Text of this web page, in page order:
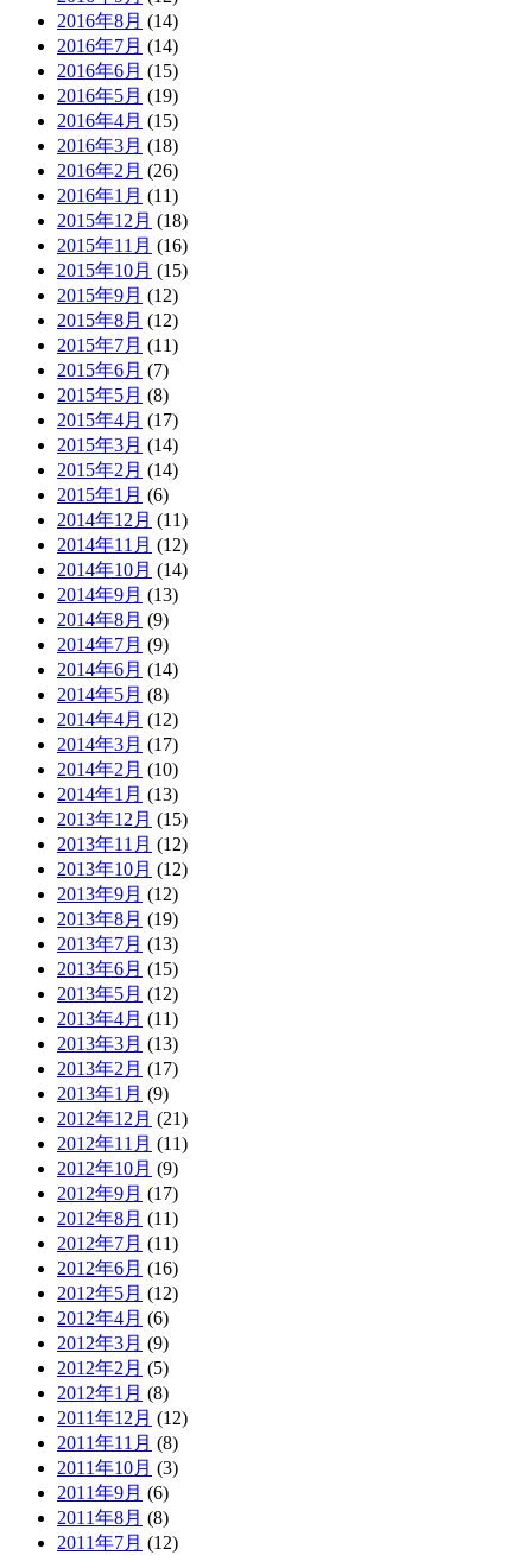
2016年8月 (14)
2016年7月 (14)
2016年6月 (15)
2016年5月 (19)
2016年4月 (15)
2016年3月 (18)
2016年2月 (26)
2016年1月 (11)
2015年12月 (18)
2015年11月 (16)
2015年10月 (15)
2015年9月 (12)
2015年8月 (12)
2015年7月 (11)
2015年6月 (7)
2015年5月 (8)
2015年4月 (17)
2015年3月 (14)
2015年2月 (14)
2015年1月 (6)
2014年12月 (11)
2014年11月 (12)
2014年10月 (14)
2014年9月 (13)
2014年8月 (9)
2014年7月 (9)
2014年6月 (14)
2014年5月 (8)
2014年4月 (12)
2014年3月 (17)
2014年2月 (10)
2014年1月 (13)
2013年12月 (15)
2013年11月 (12)
2013年10月 (12)
2013年9月 (12)
2013年8月 (19)
2013年7月 (13)
2013年6月 (15)
2013年5月 (12)
2013年4月 (11)
2013年3月 (13)
2013年2月 (17)
2013年1月 (9)
2012年12月 (21)
2012年11月 (11)
2012年10月 (9)
2012年9月 (17)
2012年8月 (11)
2012年7月 (11)
2012年6月 (16)
2012年5月 (12)
2012年4月 (6)
2012年3月 (9)
2012年2月 (5)
2012年1月 (8)
2011年12月 (12)
2011年11月 (8)
2011年10月 (3)
2011年9月 (6)
2011年8月 (8)
2011年7月 (12)